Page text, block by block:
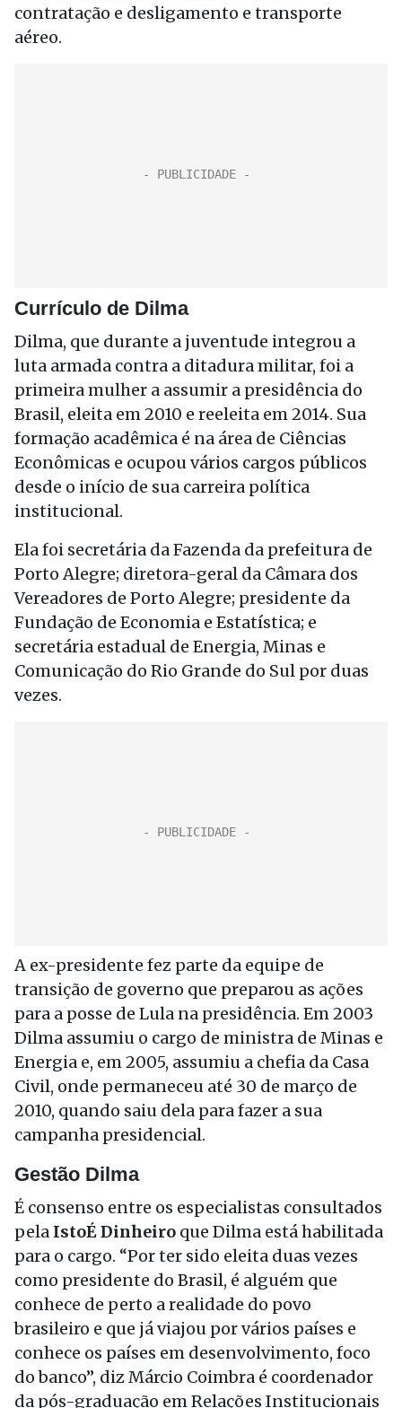
contratação e desligamento e transporte
aéreo.
Currículo de Dilma
Dilma, que durante a juventude integrou a
luta armada contra a ditadura militar, foi a
primeira mulher a assumir a presidência do
Brasil, eleita em 2010 e reeleita em 2014. Sua
formação acadêmica é na área de Ciências
Econômicas e ocupou vários cargos públicos
desde o início de sua carreira política
institucional.
Ela foi secretária da Fazenda da prefeitura de
Porto Alegre; diretora-geral da Câmara dos
Vereadores de Porto Alegre; presidente da
Fundação de Economia e Estatística; e
secretária estadual de Energia, Minas e
Comunicação do Rio Grande do Sul por duas
vezes.
A ex-presidente fez parte da equipe de
transição de governo que preparou as ações
para a posse de Lula na presidência. Em 2003
Dilma assumiu o cargo de ministra de Minas e
Energia e, em 2005, assumiu a chefia da Casa
Civil, onde permaneceu até 30 de março de
2010, quando saiu dela para fazer a sua
campanha presidencial.
Gestão Dilma
É consenso entre os especialistas consultados
pela IstoÉ Dinheiro que Dilma está habilitada
para o cargo. “Por ter sido eleita duas vezes
como presidente do Brasil, é alguém que
conhece de perto a realidade do povo
brasileiro e que já viajou por vários países e
conhece os países em desenvolvimento, foco
do banco”, diz Márcio Coimbra é coordenador
da pós-graduação em Relações Institucionais